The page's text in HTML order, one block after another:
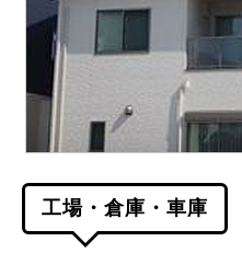
工場・倉庫・車庫